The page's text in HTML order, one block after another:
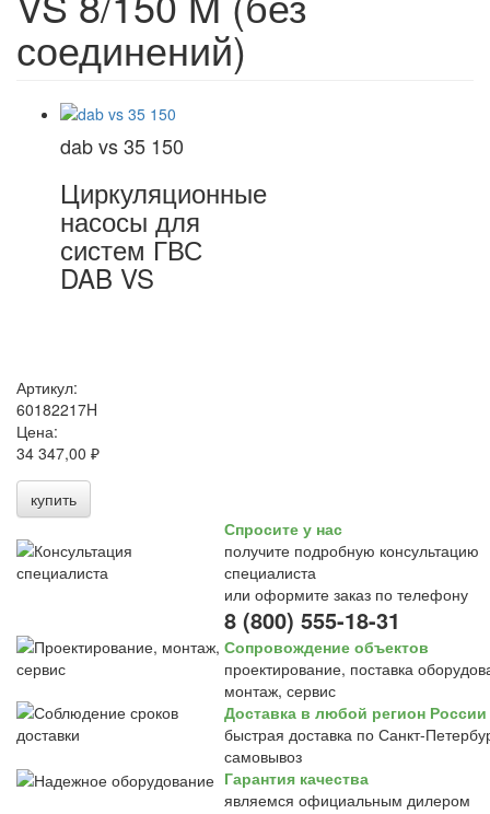
соединений)
dab vs 35 150
Циркуляционные
насосы для
систем ГВС
DAB VS
Артикул:
60182217H
Цена:
34 347,00 ₽
купить
Спросите у нас
получите подробную консультацию
специалиста
или оформите заказ по телефону
8 (800) 555-18-31
Сопровождение объектов
проектирование, поставка
монтаж, сервис
Доставка в любой регион России
быстрая доставка по Санкт-
самовывоз
Гарантия качества
являемся официальным дилером